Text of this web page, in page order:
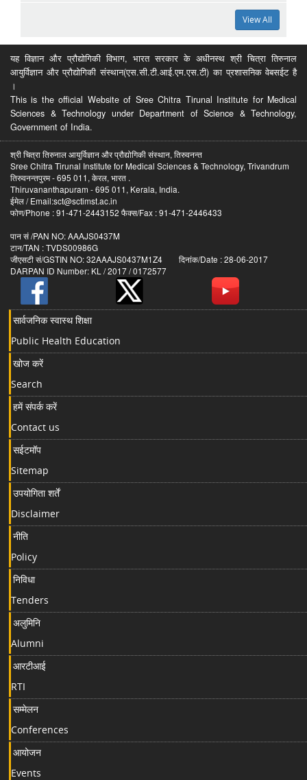
View All
यह विज्ञान और प्रौद्योगिकी विभाग, भारत सरकार के अधीनस्थ श्री चित्रा तिरुनाल
आयुर्विज्ञान और प्रौद्योगिकी संस्थान(एस.सी.टी.आई.एम.एस.टी) का प्रशासनिक वेबसईट है
।
This is the official Website of Sree Chitra Tirunal Institute for Medical
Sciences & Technology under Department of Science & Technology,
Government of India.
श्री चित्रा तिरुनाल आयुर्विज्ञान और प्रौद्योगिकी संस्थान, तिरुवनन्त
Sree Chitra Tirunal Institute for Medical Sciences & Technology, Trivandrum
तिरुवनन्तपुरम - 695 011, केरल, भारत .
Thiruvananthapuram - 695 011, Kerala, India.
ईमेल / Email:sct@sctimst.ac.in
फोण/Phone : 91-471-2443152 फैक्स/Fax : 91-471-2446433
पान सं /PAN NO: AAAJS0437M
टान/TAN : TVDS00986G
जीएसटी सं/GSTIN NO: 32AAAJS0437M1Z4 दिनांक/Date : 28-06-2017
DARPAN ID Number: KL / 2017 / 0172577
सार्वजनिक स्वास्थ शिक्षा
Public Health Education
खोज करें
Search
हमें संपर्क करें
Contact us
सईटमॉप
Sitemap
उपयोगिता शर्तें
Disclaimer
नीति
Policy
निविधा
Tenders
अलुमिनि
Alumni
आरटीआई
RTI
सम्मेलन
Conferences
आयोजन
Events